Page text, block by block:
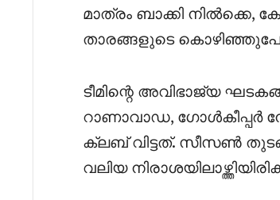
മാത്രം ബാക്കി നിൽക്കെ,
താരങ്ങളുടെ
ടീമിന്റെ അവിഭാജ്യ
റാണാവാഡ, ഗോൾകീപ്പർ
ക്ലബ് വിട്ടത്. സീസൺ
വലിയ